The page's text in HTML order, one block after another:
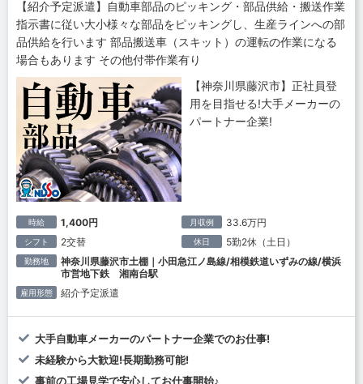
【紹介予定派遣】自動車部品のピッキング・部品供給・搬送作業
指示書に従い大小様々な部品をピッキングし、生産ラインへの部
品供給を行います 部品搬送車（スキット）の運転の作業になる
場合もあります その他付帯作業有り
【神奈川県藤沢市】正社員登
用を目指せる!大手メーカーの
パートナー企業!
時給 1,400円 月収例 33.6万円
シフト 2交替 休日 5勤2休（土日）
勤務地
神奈川県藤沢市土棚｜小田急江ノ島線/相模鉄道いずみの線/横浜
市営地下鉄 湘南台駅
雇用形態 紹介予定派遣
大手自動車メーカーのパートナー企業でのお仕事!
未経験から大歓迎!長期勤務可能!
事前の工場見学で安心してお仕事開始♪